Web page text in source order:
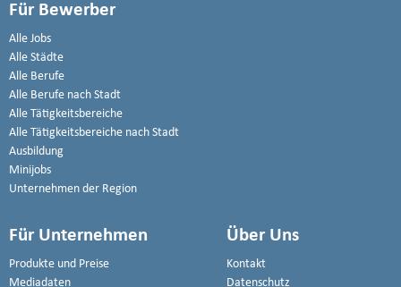
Für Bewerber
Alle Jobs
Alle Städte
Alle Berufe
Alle Berufe nach Stadt
Alle Tätigkeitsbereiche
Alle Tätigkeitsbereiche nach Stadt
Ausbildung
Minijobs
Unternehmen der Region
Für Unternehmen
Produkte und Preise
Mediadaten
Über Uns
Kontakt
Datenschutz